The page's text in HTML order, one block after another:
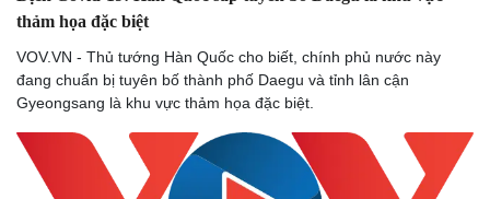
thảm họa đặc biệt
VOV.VN - Thủ tướng Hàn Quốc cho biết, chính phủ nước này
đang chuẩn bị tuyên bố thành phố Daegu và tỉnh lân cận
Gyeongsang là khu vực thảm họa đặc biệt.